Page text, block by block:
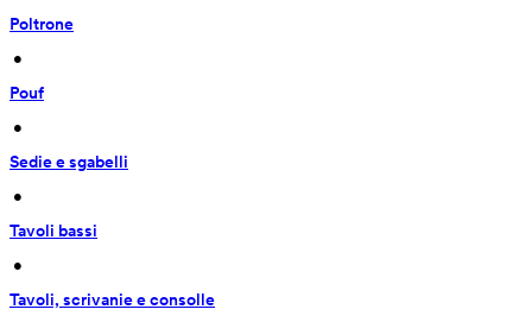
Poltrone
•
Pouf
•
Sedie e sgabelli
•
Tavoli bassi
•
Tavoli, scrivanie e consolle